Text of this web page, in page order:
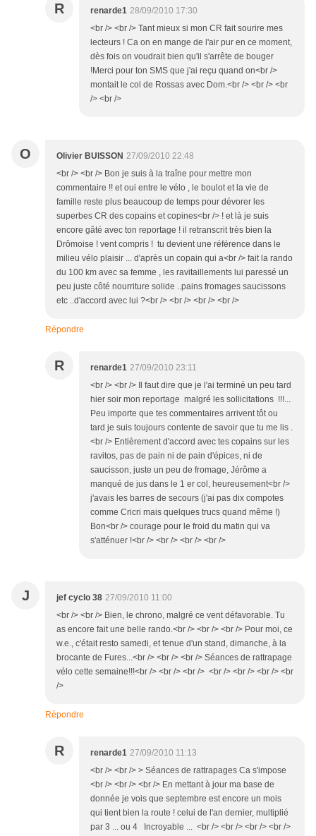
R renarde1 28/09/2010 17:30
<br /> <br /> Tant mieux si mon CR fait sourire mes
lecteurs ! Ca on en mange de l'air pur en ce moment,
dès fois on voudrait bien qu'il s'arrête de bouger
!Merci pour ton SMS que j'ai reçu quand on<br />
montait le col de Rossas avec Dom.<br /> <br /> <br
/> <br />
O Olivier BUISSON 27/09/2010 22:48
<br /> <br /> Bon je suis à la traîne pour mettre mon
commentaire !! et oui entre le vélo , le boulot et la vie de
famille reste plus beaucoup de temps pour dévorer les
superbes CR des copains et copines<br /> ! et là je suis
encore gâté avec ton reportage ! il retranscrit très bien la
Drômoise ! vent compris ! tu devient une référence dans le
milieu vélo plaisir ... d'après un copain qui a<br /> fait la rando
du 100 km avec sa femme , les ravitaillements lui paressé un
peu juste côté nourriture solide ..pains fromages saucissons
etc ..d'accord avec lui ?<br /> <br /> <br /> <br />
Répondre
R renarde1 27/09/2010 23:11
<br /> <br /> Il faut dire que je l'ai terminé un peu tard
hier soir mon reportage malgré les sollicitations !!!...
Peu importe que tes commentaires arrivent tôt ou
tard je suis toujours contente de savoir que tu me lis .
<br /> Entièrement d'accord avec tes copains sur les
ravitos, pas de pain ni de pain d'épices, ni de
saucisson, juste un peu de fromage, Jérôme a
manqué de jus dans le 1 er col, heureusement<br />
j'avais les barres de secours (j'ai pas dix compotes
comme Cricri mais quelques trucs quand même !)
Bon<br /> courage pour le froid du matin qui va
s'atténuer !<br /> <br /> <br /> <br />
J jef cyclo 38 27/09/2010 11:00
<br /> <br /> Bien, le chrono, malgré ce vent défavorable. Tu
as encore fait une belle rando.<br /> <br /> <br /> Pour moi, ce
w.e., c'était resto samedi, et tenue d'un stand, dimanche, à la
brocante de Fures...<br /> <br /> <br /> Séances de rattrapage
vélo cette semaine!!!<br /> <br /> <br /> <br /> <br /> <br /> <br
/>
Répondre
R renarde1 27/09/2010 11:13
<br /> <br /> > Séances de rattrapages Ca s'impose
<br /> <br /> <br /> En mettant à jour ma base de
donnée je vois que septembre est encore un mois
qui tient bien la route ! celui de l'an dernier, multiplié
par 3 ... ou 4 Incroyable ... <br /> <br /> <br /> <br />